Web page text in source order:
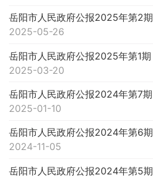
岳阳市人民政府公报2025年第2期
2025-05-26
岳阳市人民政府公报2025年第1期
2025-03-20
岳阳市人民政府公报2024年第7期
2025-01-10
岳阳市人民政府公报2024年第6期
2024-11-05
岳阳市人民政府公报2024年第5期